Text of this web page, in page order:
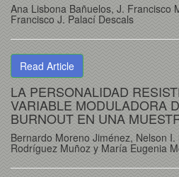
Ana Lisbona Bañuelos, J. Francisco
Francisco J. Palací Descals
Read Article
LA PERSONALIDAD
VARIABLE MODULADORA
BURNOUT EN UNA
Bernardo Moreno Jiménez, Nelson
Rodríguez Muñoz y María Eugenia